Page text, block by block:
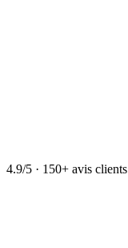
4.9/5 · 150+ avis clients